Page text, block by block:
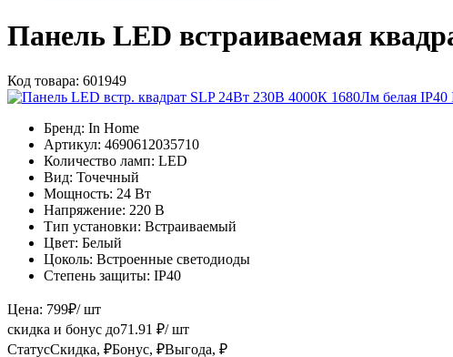
Панель LED встраиваемая
Код товара: 601949
Бренд: In Home
Артикул: 4690612035710
Количество ламп: LED
Вид: Точечный
Мощность: 24 Вт
Напряжение: 220 В
Тип установки: Встраиваемый
Цвет: Белый
Цоколь: Встроенные светодиоды
Степень защиты: IP40
Цена: 799₽/ шт
скидка и бонус до71.91 ₽/ шт
СтатусСкидка, ₽Бонус, ₽Выгода, ₽